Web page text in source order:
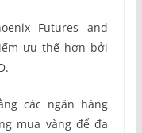
Futures and
ưu thế hơn bởi
các ngân hàng
mua vàng để đa